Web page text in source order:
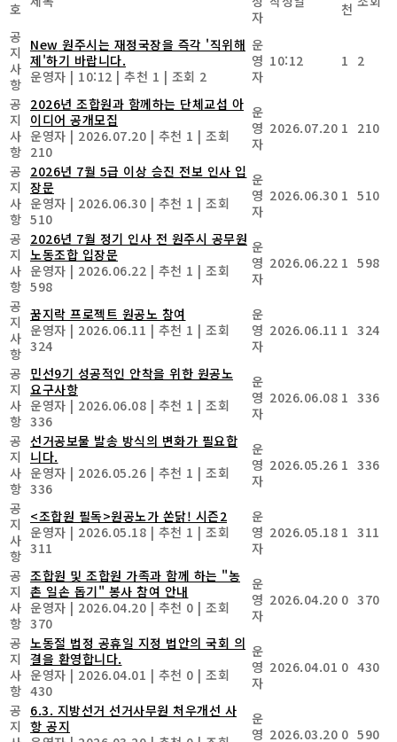
호
자
천
공
지
사
항
New 원주시는 재정국장을 즉각 '직위해
제'하기 바랍니다.
운영자 | 10:12 | 추천 1 | 조회 2
운
영
자
10:12 1 2
공
지
사
항
2026년 조합원과 함께하는 단체교섭 아
이디어 공개모집
운영자 | 2026.07.20 | 추천 1 | 조회
210
운
영
자
2026.07.20 1 210
공
지
사
항
2026년 7월 5급 이상 승진 전보 인사 입
장문
운영자 | 2026.06.30 | 추천 1 | 조회
510
운
영
자
2026.06.30 1 510
공
지
사
항
2026년 7월 정기 인사 전 원주시 공무원
노동조합 입장문
운영자 | 2026.06.22 | 추천 1 | 조회
598
운
영
자
2026.06.22 1 598
공
지
사
항
꿈지락 프로젝트 원공노 참여
운영자 | 2026.06.11 | 추천 1 | 조회
324
운
영
자
2026.06.11 1 324
공
지
사
항
민선9기 성공적인 안착을 위한 원공노
요구사항
운영자 | 2026.06.08 | 추천 1 | 조회
336
운
영
자
2026.06.08 1 336
공
지
사
항
선거공보물 발송 방식의 변화가 필요합
니다.
운영자 | 2026.05.26 | 추천 1 | 조회
336
운
영
자
2026.05.26 1 336
공
지
사
항
<조합원 필독>원공노가 쏜닭! 시즌2
운영자 | 2026.05.18 | 추천 1 | 조회
311
운
영
자
2026.05.18 1 311
공
지
사
항
조합원 및 조합원 가족과 함께 하는 "농
촌 일손 돕기" 봉사 참여 안내
운영자 | 2026.04.20 | 추천 0 | 조회
370
운
영
자
2026.04.20 0 370
공
지
사
항
노동절 법정 공휴일 지정 법안의 국회 의
결을 환영합니다.
운영자 | 2026.04.01 | 추천 0 | 조회
430
운
영
자
2026.04.01 0 430
공
지
6.3. 지방선거 선거사무원 처우개선 사
항 공지
운
영 2026.03.20 0 590